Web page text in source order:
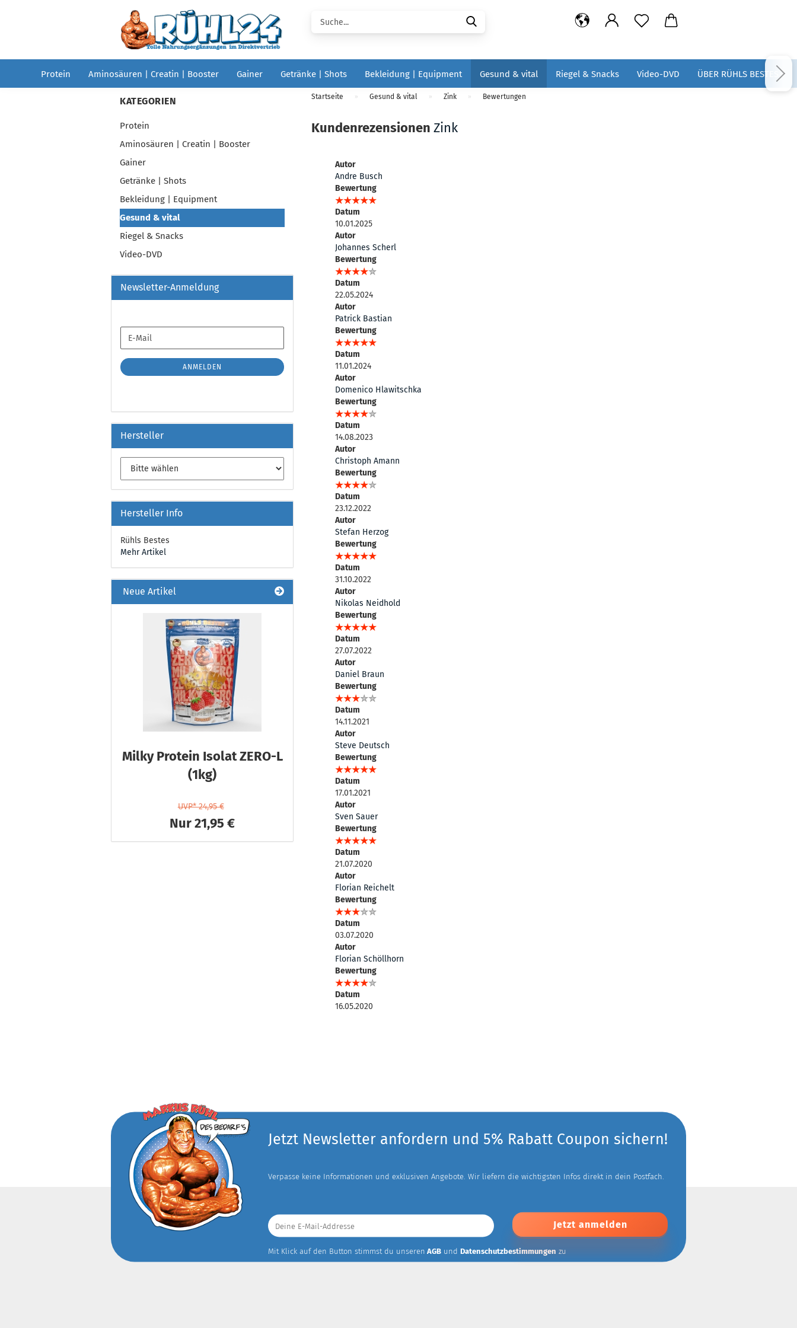
Protein Aminosäuren | Creatin | Booster Gainer Getränke | Shots Bekleidung | Equipment Gesund & vital Riegel & Snacks Video-DVD ÜBER RÜHLS BESTES
Startseite » Gesund & vital » Zink » Bewertungen
KundenrezensionenZink
Autor
Andre Busch
Bewertung
Datum
10.01.2025
Autor
Johannes Scherl
Bewertung
Datum
22.05.2024
Autor
Patrick Bastian
Bewertung
Datum
11.01.2024
Autor
Domenico Hlawitschka
Bewertung
Datum
14.08.2023
Autor
Christoph Amann
Bewertung
Datum
23.12.2022
Autor
Stefan Herzog
Bewertung
Datum
31.10.2022
Autor
Nikolas Neidhold
Bewertung
Datum
27.07.2022
Autor
Daniel Braun
Bewertung
Datum
14.11.2021
Autor
Steve Deutsch
Bewertung
Datum
17.01.2021
Autor
Sven Sauer
Bewertung
Datum
21.07.2020
Autor
Florian Reichelt
Bewertung
Datum
03.07.2020
Autor
Florian Schöllhorn
Bewertung
Datum
16.05.2020
KATEGORIEN
Protein
Aminosäuren | Creatin | Booster
Gainer
Getränke | Shots
Bekleidung | Equipment
Gesund & vital
Riegel & Snacks
Video-DVD
Newsletter-Anmeldung
ZUR
ANMELDUNG
E-
Mail
ANMELDEN
Hersteller
Hersteller Info
Rühls Bestes
Mehr Artikel
Neue Artikel
Milky Protein Isolat ZERO-L
(1kg)
UVP* 24,95 €
Nur 21,95 €
Jetzt Newsletter anfordern und 5% Rabatt Coupon sichern!
Verpasse keine Informationen und exklusiven Angebote. Wir liefern die wichtigsten Infos direkt in dein Postfach.
Deine
E-
Mail-
Addresse
Mit Klick auf den Button stimmst du unseren AGB und Datenschutzbestimmungen zu